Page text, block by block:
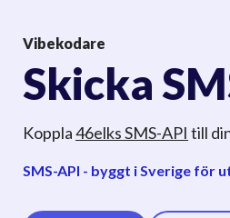
Vibekodare
Skicka
Koppla46elks SMS-API till
SMS-API - byggt i Sverige för